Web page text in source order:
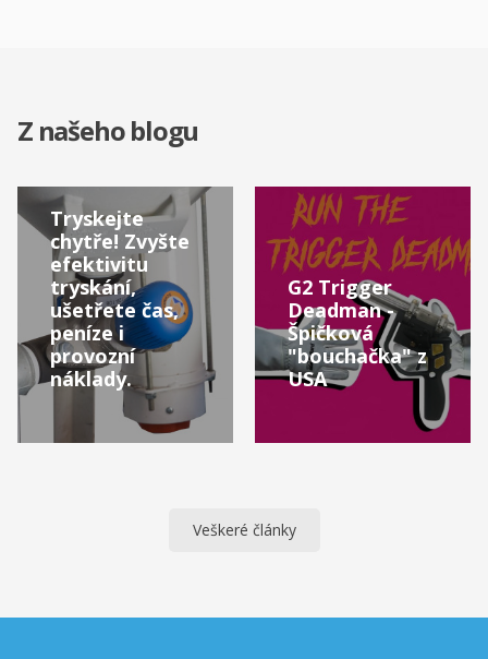
Z našeho blogu
Tryskejte
chytře! Zvyšte
efektivitu
tryskání,
ušetřete čas,
peníze i
provozní
náklady.
G2 Trigger
Deadman -
Špičková
"bouchačka" z
USA
Veškeré články